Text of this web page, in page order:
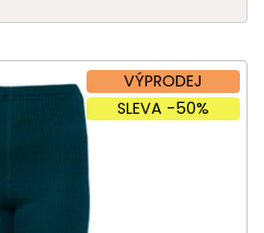
VÝPRODEJ
SLEVA -50%